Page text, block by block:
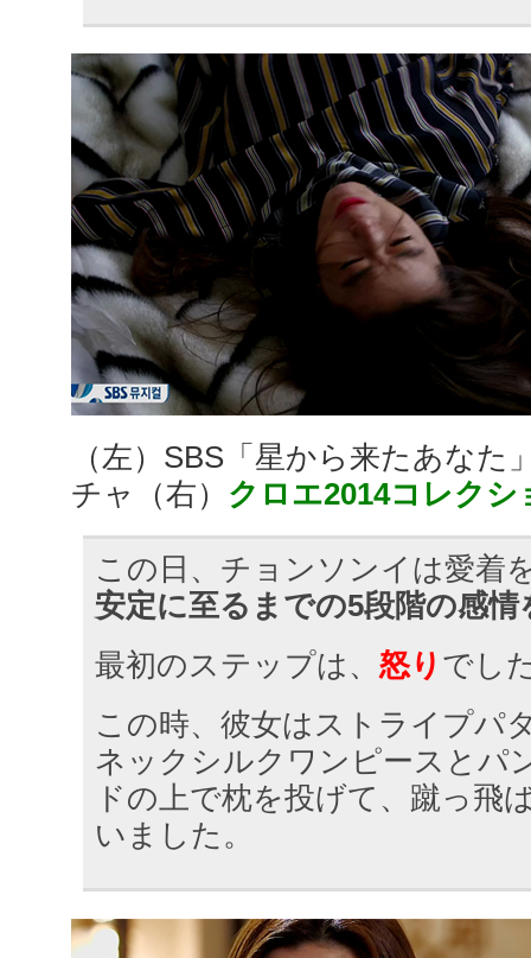
（左）SBS「星から来たあなた
チャ（右） クロエ2014コレクシ
この日、チョンソンイは愛着
安定に至るまでの5段階の感情
最初のステップは、 怒り でし
この時、彼女はストライプパ
ネックシルクワンピースとパ
ドの上で枕を投げて、蹴っ飛
いました。